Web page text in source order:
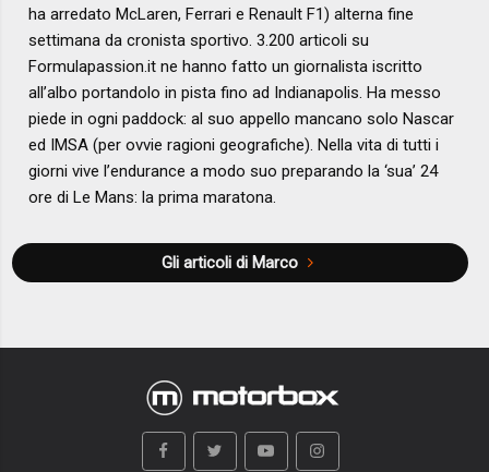
ha arredato McLaren, Ferrari e Renault F1) alterna fine
settimana da cronista sportivo. 3.200 articoli su
Formulapassion.it ne hanno fatto un giornalista iscritto
all’albo portandolo in pista fino ad Indianapolis. Ha messo
piede in ogni paddock: al suo appello mancano solo Nascar
ed IMSA (per ovvie ragioni geografiche). Nella vita di tutti i
giorni vive l’endurance a modo suo preparando la ‘sua’ 24
ore di Le Mans: la prima maratona.
Gli articoli di Marco